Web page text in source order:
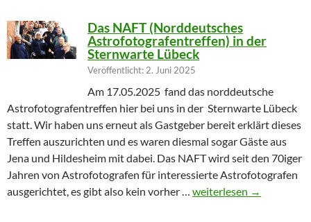
Das NAFT (Norddeutsches
Astrofotografentreffen) in der
Sternwarte Lübeck
Veröffentlicht: 2. Juni 2025
Am 17.05.2025 fand das norddeutsche
Astrofotografentreffen hier bei uns in der Sternwarte Lübeck
statt. Wir haben uns erneut als Gastgeber bereit erklärt dieses
Treffen auszurichten und es waren diesmal sogar Gäste aus
Jena und Hildesheim mit dabei. Das NAFT wird seit den 70iger
Jahren von Astrofotografen für interessierte Astrofotografen
ausgerichtet, es gibt also kein vorher … Das NAFT
weiterlesen →